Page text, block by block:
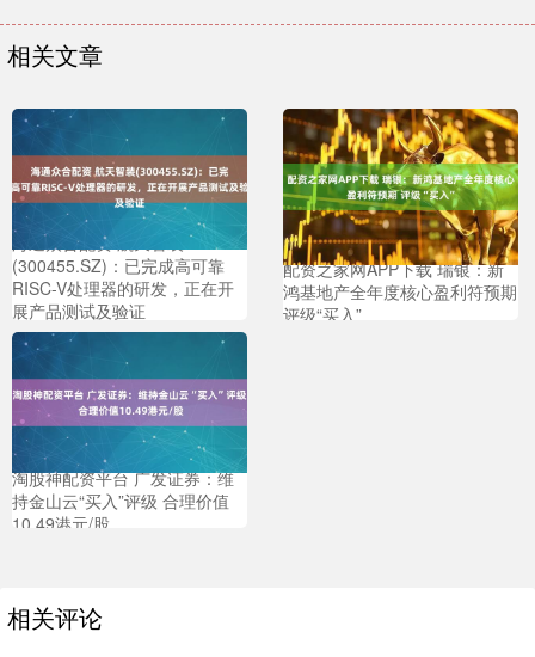
相关文章
海通众合配资 航天智装
(300455.SZ)：已完成高可靠
RISC-V处理器的研发，正在开
展产品测试及验证
配资之家网APP下载 瑞银：新
鸿基地产全年度核心盈利符预期
评级“买入”
淘股神配资平台 广发证券：维
持金山云“买入”评级 合理价值
10.49港元/股
相关评论